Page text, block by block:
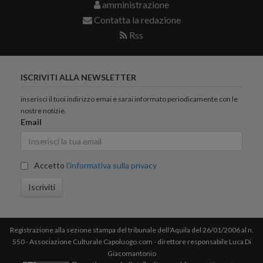
amministrazione
Contatta la redazione
Rss
ISCRIVITI ALLA NEWSLETTER
inserisci il tuoi indirizzo emai e sarai informato periodicamente con le
nostre notizie.
Email
Accetto l'informativa sulla privacy
Iscriviti
Registrazione alla sezione stampa del tribunale dell'Aquila del 26/01/2006 al n.
550 - Associazione Culturale Capoluogo.com - direttore responsabile Luca Di
Giacomantonio